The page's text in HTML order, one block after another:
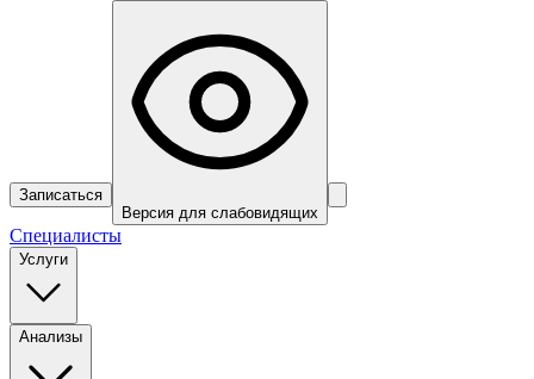
Записаться
Версия для слабовидящих
Специалисты
Услуги
Анализы